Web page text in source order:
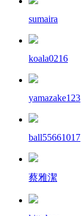
sumaira
koala0216
yamazake123
ball55661017
蔡雅潔